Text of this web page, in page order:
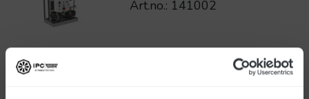
Art.no.: 141002